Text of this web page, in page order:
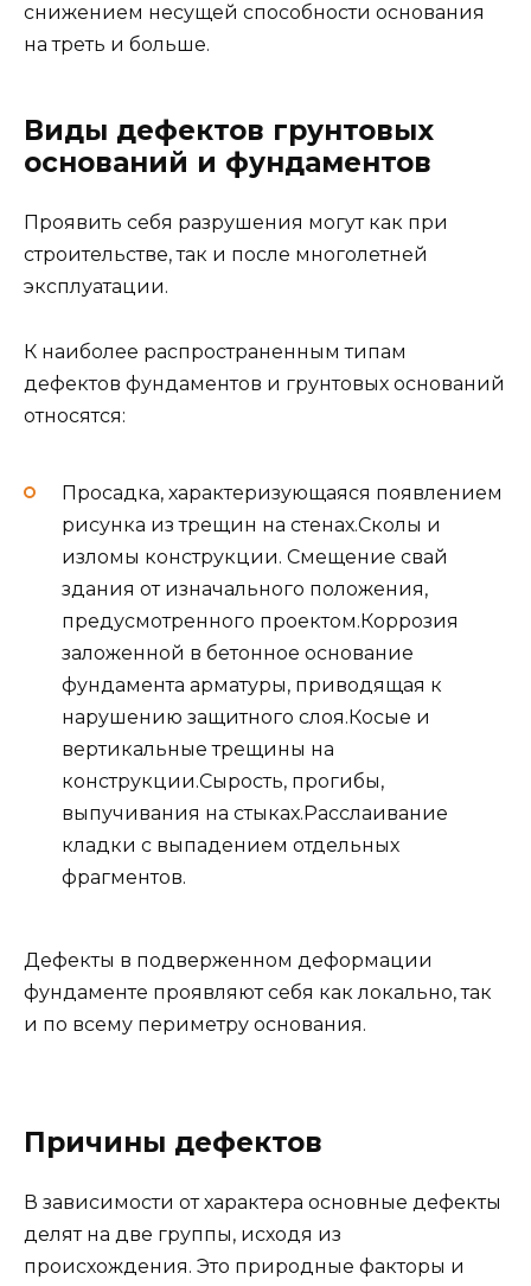
снижением несущей способности основания
на треть и больше.
Виды дефектов грунтовых
оснований и фундаментов
Проявить себя разрушения могут как при
строительстве, так и после многолетней
эксплуатации.
К наиболее распространенным типам
дефектов фундаментов и грунтовых оснований
относятся:
Просадка, характеризующаяся появлением
рисунка из трещин на стенах.Сколы и
изломы конструкции. Смещение свай
здания от изначального положения,
предусмотренного проектом.Коррозия
заложенной в бетонное основание
фундамента арматуры, приводящая к
нарушению защитного слоя.Косые и
вертикальные трещины на
конструкции.Сырость, прогибы,
выпучивания на стыках.Расслаивание
кладки с выпадением отдельных
фрагментов.
Дефекты в подверженном деформации
фундаменте проявляют себя как локально, так
и по всему периметру основания.
Причины дефектов
В зависимости от характера основные дефекты
делят на две группы, исходя из
происхождения. Это природные факторы и